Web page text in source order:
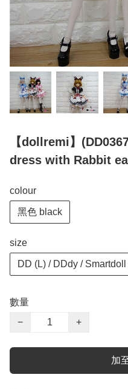
【dollremi】
dress with Rabbit
colour
黑色 black
size
DD (L) / DDdy /
數量
−
+
加